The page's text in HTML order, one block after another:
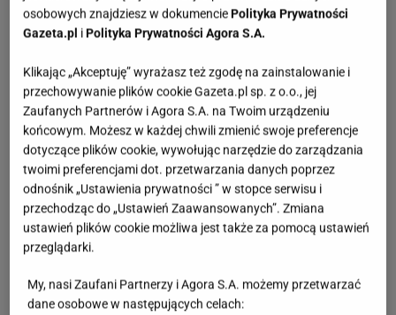
osobowych znajdziesz w dokumenciePolityka Prywatności
Gazeta.pl iPolityka Prywatności Agora S.A.
Klikając „Akceptuję” wyrażasz też zgodę na zainstalowanie i
przechowywanie plików cookie Gazeta.pl sp. z o.o., jej
Zaufanych Partnerów i Agora S.A. na Twoim urządzeniu
końcowym. Możesz w każdej chwili zmienić swoje preferencje
dotyczące plików cookie, wywołując narzędzie do zarządzania
twoimi preferencjami dot. przetwarzania danych poprzez
odnośnik „Ustawienia prywatności ” w stopce serwisu i
przechodząc do „Ustawień Zaawansowanych”. Zmiana
ustawień plików cookie możliwa jest także za pomocą ustawień
przeglądarki.
My, nasi Zaufani Partnerzy i Agora S.A. możemy przetwarzać
dane osobowe w następujących celach: